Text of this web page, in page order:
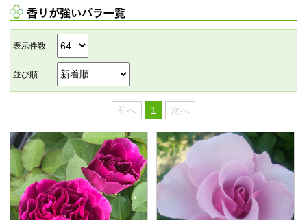
香りが強いバラ一覧
表示件数
並び順
前へ 1 次へ